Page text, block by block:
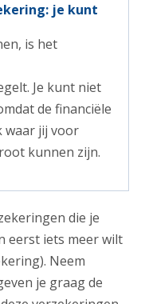
je kunt
is het
Je kunt niet
de financiële
waar jij voor
kunnen zijn.
die je
eerst iets meer wilt
Neem
je graag de